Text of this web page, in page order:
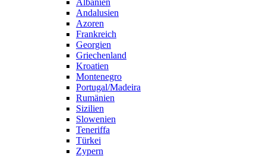
Albanien
Andalusien
Azoren
Frankreich
Georgien
Griechenland
Kroatien
Montenegro
Portugal/Madeira
Rumänien
Sizilien
Slowenien
Teneriffa
Türkei
Zypern